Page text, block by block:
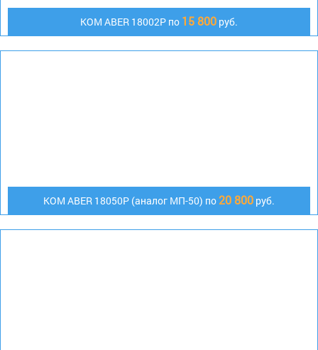
KOM ABER 18002P по 15 800 руб.
KOM ABER 18050P (аналог МП-50) по20 800 руб.